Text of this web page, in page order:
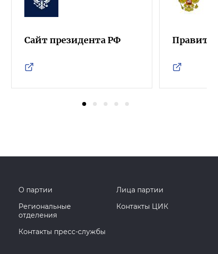
Сайт президента РФ
О партии
Лица партии
Региональные
отделения
Контакты ЦИК
Контакты пресс-службы